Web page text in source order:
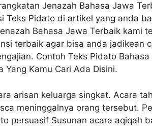
Jenazah Bahasa Jawa
Teks Pidato di artikel yang anda
Bahasa Jawa Terbaik kami
terbaik agar bisa anda jadikean
Contoh Teks Pidato
Yang Kamu Cari Ada Disini.
arisan keluarga singkat. Acara
meninggalnya orang tersebut.
persuasif Susunan acara aqiqah